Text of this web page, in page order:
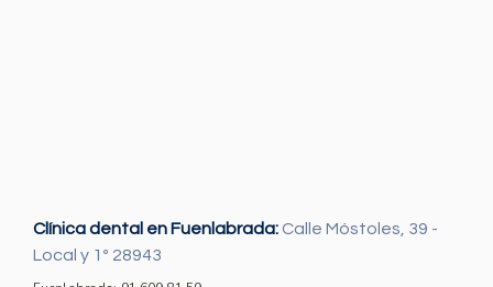
Clínica dental en Fuenlabrada: Calle Móstoles, 39 -
Local y 1º 28943